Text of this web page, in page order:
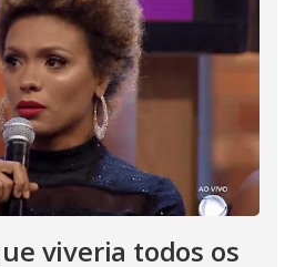
viveria todos os